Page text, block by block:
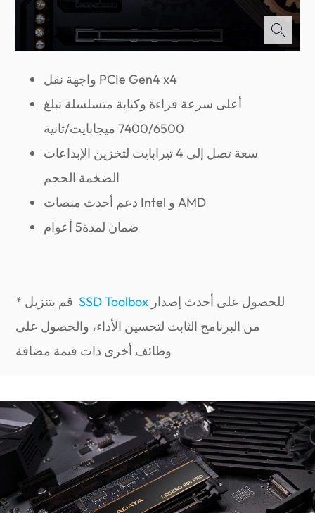
واجهة نقل PCIe Gen4 x4
أعلى سرعة قراءة وكتابة متسلسلة تبلغ
7400/6500 ميجابايت/ثانية
سعة تصل إلى 4 تيرابايت لتخزين الإبداعات
الضخمة الحجم
دعم أحدث منصات Intel و AMD
ضمان لمدة5 أعوام
* قم بتنزيلSSD Toolbox
من البرنامج الثابت لتحسين الأداء، والحصول على
وظائف أخرى ذات قيمة مضافة